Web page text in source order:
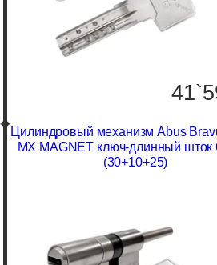
Цилиндровый механизм Abus
MX MAGNET ключ-длинный шток
(30+10+25)